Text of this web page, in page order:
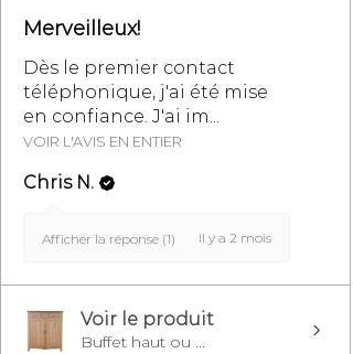
Merveilleux!
Dès le premier contact
téléphonique, j'ai été mise
en confiance. J'ai im...
VOIR L'AVIS EN ENTIER
Chris N.
Afficher la réponse (1) il y a 2 mois
Voir le produit
Buffet haut ou ...